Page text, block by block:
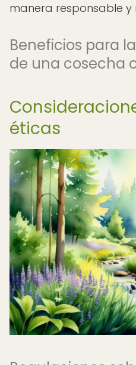
manera responsable y
Beneficios para
de una cosecha
éticas